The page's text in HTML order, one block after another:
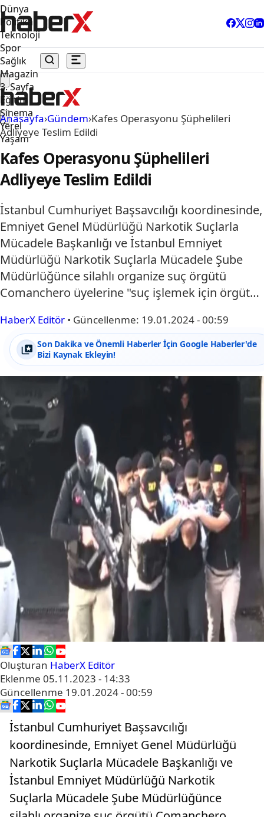
Dünya
Politika
Teknoloji
Spor
Sağlık
Magazin
3. Sayfa
Eğitim
Sinema
Yerel
Yaşam
Anasayfa›Gündem›Kafes Operasyonu Şüphelileri
Adliyeye Teslim Edildi
Kafes Operasyonu Şüphelileri
Adliyeye Teslim Edildi
İstanbul Cumhuriyet Başsavcılığı koordinesinde,
Emniyet Genel Müdürlüğü Narkotik Suçlarla
Mücadele Başkanlığı ve İstanbul Emniyet
Müdürlüğü Narkotik Suçlarla Mücadele Şube
Müdürlüğünce silahlı organize suç örgütü
Comanchero üyelerine "suç işlemek için örgüt…
HaberX Editör • Güncellenme: 19.01.2024 - 00:59
Son Dakika ve Önemli Haberler İçin Google Haberler'de
Bizi Kaynak Ekleyin!
Oluşturan HaberX Editör
Eklenme 05.11.2023 - 14:33
Güncellenme 19.01.2024 - 00:59
İstanbul Cumhuriyet Başsavcılığı
koordinesinde, Emniyet Genel Müdürlüğü
Narkotik Suçlarla Mücadele Başkanlığı ve
İstanbul Emniyet Müdürlüğü Narkotik
Suçlarla Mücadele Şube Müdürlüğünce